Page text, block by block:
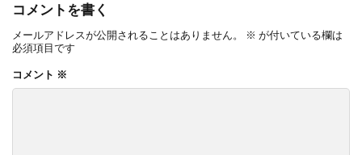
コメントを書く
メールアドレスが公開されることはありません。 ※ が付いている欄は
必須項目です
コメント ※